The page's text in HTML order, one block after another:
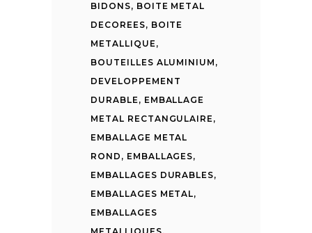
BIDONS, BOITE METAL
DECOREES, BOITE
METALLIQUE,
BOUTEILLES ALUMINIUM ,
DEVELOPPEMENT
DURABLE, EMBALLAGE
METAL RECTANGULAIRE,
EMBALLAGE METAL
ROND , EMBALLAGES,
EMBALLAGES DURABLES,
EMBALLAGES METAL,
EMBALLAGES